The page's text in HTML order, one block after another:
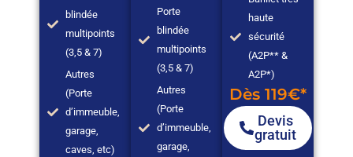
blindée
multipoints
(3,5 & 7)
Autres
(Porte
d’immeuble,
garage,
caves, etc)
Porte
blindée
multipoints
(3,5 & 7)
Autres
(Porte
d’immeuble,
garage,
haute
sécurité
(A2P** &
A2P*)
Dès 119€*
Devis
gratuit